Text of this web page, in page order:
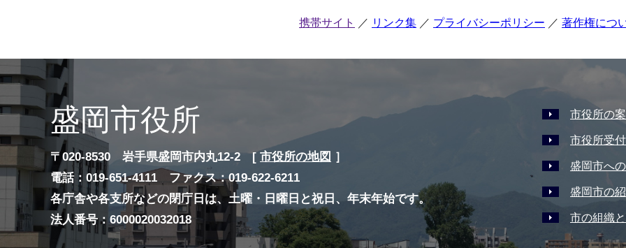
携帯サイト リンク集 プライバシーポリシー 著作権につ
盛岡市役所
〒020-8530 岩手県盛岡市内丸12-2 [ 市役所の地図 ］
電話：019-651-4111 ファクス：019-622-6211
各庁舎や各支所などの閉庁日は、土曜・日曜日と祝日、年末年始です。
法人番号：6000020032018
市役所の
市役所受
盛岡市へ
盛岡市の
市の組織